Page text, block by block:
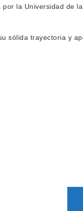
la Universidad de
sólida trayectoria y